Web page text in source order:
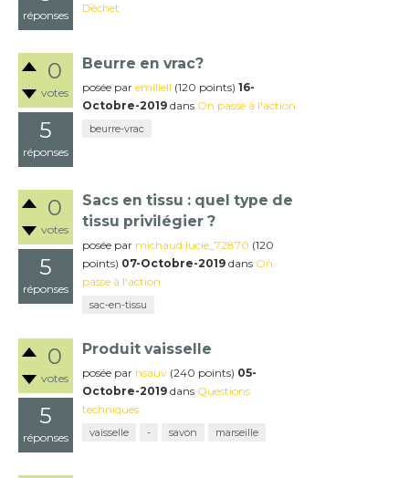
réponses
Déchet
0
votes
5
réponses
Beurre en vrac?
posée par emiliell (120 points) 16-
Octobre-2019 dans On passe à l'action
beurre-vrac
0
votes
5
réponses
Sacs en tissu : quel type de
tissu privilégier ?
posée par michaud.lucie_72870 (120
points) 07-Octobre-2019 dans On
passe à l'action
sac-en-tissu
0
votes
5
réponses
Produit vaisselle
posée par nsauv (240 points) 05-
Octobre-2019 dans Questions
techniques
vaisselle - savon marseille